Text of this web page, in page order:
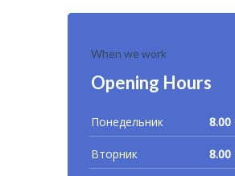
When we work
Opening Hours
Понедельник 8.00
Вторник 8.00